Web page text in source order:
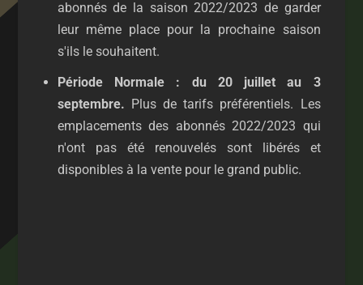
abonnés de la saison 2022/2023 de garder
leur même place pour la prochaine saison
s'ils le souhaitent.
Période Normale : du 20 juillet au 3
septembre. Plus de tarifs préférentiels. Les
emplacements des abonnés 2022/2023 qui
n'ont pas été renouvelés sont libérés et
disponibles à la vente pour le grand public.